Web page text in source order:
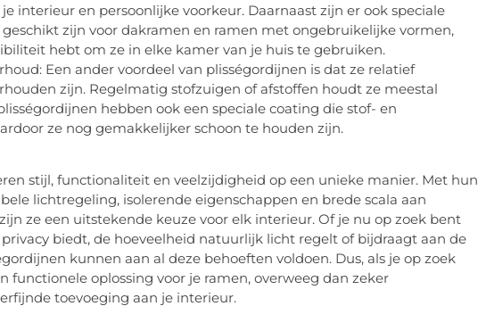
interieur en persoonlijke voorkeur. Daarnaast zijn er ook speciale
zijn voor dakramen en ramen met ongebruikelijke vormen,
hebt om ze in elke kamer van je huis te gebruiken.
Een ander voordeel van plisségordijnen is dat ze relatief
zijn. Regelmatig stofzuigen of afstoffen houdt ze meestal
hebben ook een speciale coating die stof- en
ze nog gemakkelijker schoon te houden zijn.
stijl, functionaliteit en veelzijdigheid op een unieke manier. Met hun
lichtregeling, isolerende eigenschappen en brede scala aan
ze een uitstekende keuze voor elk interieur. Of je nu op zoek bent
biedt, de hoeveelheid natuurlijk licht regelt of bijdraagt aan de
kunnen aan al deze behoeften voldoen. Dus, als je op zoek
functionele oplossing voor je ramen, overweeg dan zeker
toevoeging aan je interieur.